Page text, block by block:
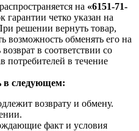
на «6151-71-
гарантии четко указан на
решении вернуть товар,
возможность обменять его на
в соответствии со
потребителей в течение
в следующем:
возврату и обмену.
факт и условия